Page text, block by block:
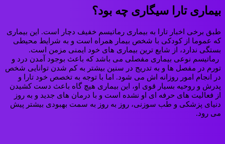
بیماری تارا سیگاری چه بود؟
طبق برخی اخبار تارا به بیماری رماتیسم خفیف دچار است. این بیماری
که عموما از کودکی با شخص بیمار همراه است و به شرایط محیطی
بستگی ندارد، از شایع ترین بیماری های خود ایمنی مزمن است.
رماتیسم نوعی بیماری مفصلی می باشد که باعث بوجود آمدن درد و
تورم در مفصل ها و به تدریج در سنین بیشتر به کم شدن توانایی شخص
در انجام امور روزانه اش می شود. اما با توجه به تخصص خود تارا و
پدرش و روحیه بسیار قوی او، این بیماری هیچ گاه باعث دست کشیدن
از فعالیت های حرفه ای او نشده است و با درمان های جدید و به روز
دنیای پزشکی و طب سوزنی، روز به روز به سمت بهبودی بیشتر پیش
می رود.